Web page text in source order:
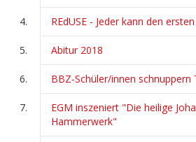
REdUSE - Jeder kann den
Abitur 2018
BBZ-Schüler/innen
EGM inszeniert "Die heilige
Hammerwerk"